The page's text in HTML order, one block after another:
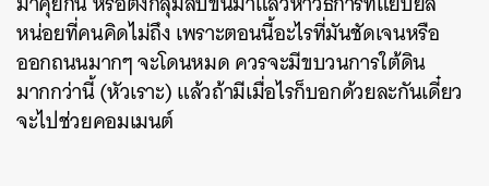
หน่อยที่คนคิดไม่ถึง เพราะตอนนี้อะไรที่มันชัดเจนหรือ
ออกถนนมากๆ จะโดนหมด ควรจะมีขบวนการใต้ดิน
มากกว่านี้ (หัวเราะ) แล้วถ้ามีเมื่อไรก็บอกด้วยละกันเดี๋ยว
จะไปช่วยคอมเมนต์